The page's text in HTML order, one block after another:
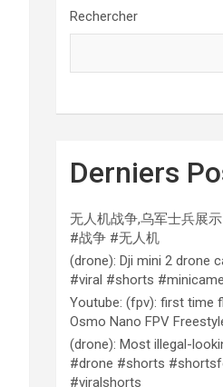
Rechercher
Derniers
无人机战争,乌军士兵展
#战争 #无人机
(drone): Dji mini 2 drone
#viral #shorts
Youtube: (fpv): first time
Osmo Nano FPV
(drone): Most illegal-
#drone #shorts
#viralshorts